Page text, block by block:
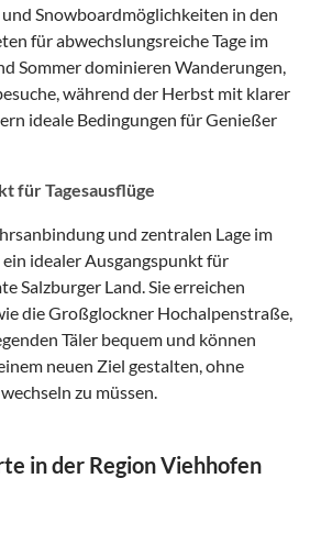
Snowboardmöglichkeiten in den
für abwechslungsreiche Tage im
Sommer dominieren Wanderungen,
während der Herbst mit klarer
ideale Bedingungen für Genießer
für Tagesausflüge
und zentralen Lage im
idealer Ausgangspunkt für
Salzburger Land. Sie erreichen
die Großglockner Hochalpenstraße,
Täler bequem und können
neuen Ziel gestalten, ohne
zu müssen.
in der Region Viehhofen